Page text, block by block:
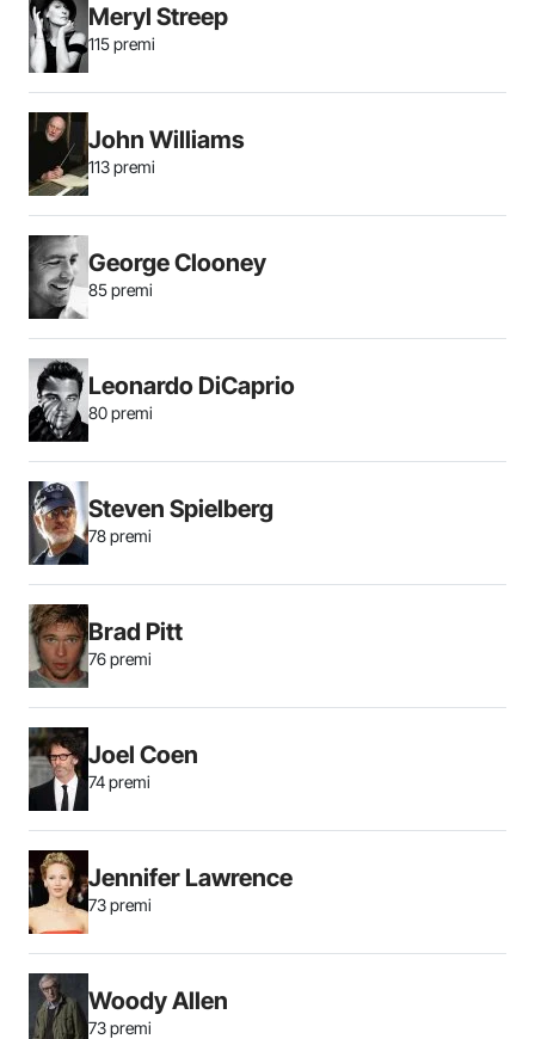
Meryl Streep
115 premi
John Williams
113 premi
George Clooney
85 premi
Leonardo DiCaprio
80 premi
Steven Spielberg
78 premi
Brad Pitt
76 premi
Joel Coen
74 premi
Jennifer Lawrence
73 premi
Woody Allen
73 premi